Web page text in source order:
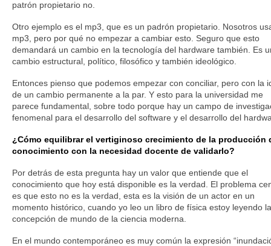
patrón propietario no.
Otro ejemplo es el mp3, que es un padrón propietario. Nosotros
mp3, pero por qué no empezar a cambiar esto. Seguro que esto
demandará un cambio en la tecnología del hardware también. Es
cambio estructural, político, filosófico y también ideológico.
Entonces pienso que podemos empezar con conciliar, pero con la
de un cambio permanente a la par. Y esto para la universidad me
parece fundamental, sobre todo porque hay un campo de
fenomenal para el desarrollo del software y el desarrollo del
¿Cómo equilibrar el vertiginoso crecimiento de la producción
conocimiento con la necesidad docente de validarlo?
Por detrás de esta pregunta hay un valor que entiende que el
conocimiento que hoy está disponible es la verdad. El problema
es que esto no es la verdad, esta es la visión de un actor en un
momento histórico, cuando yo leo un libro de física estoy leyendo la
concepción de mundo de la ciencia moderna.
En el mundo contemporáneo es muy común la expresión